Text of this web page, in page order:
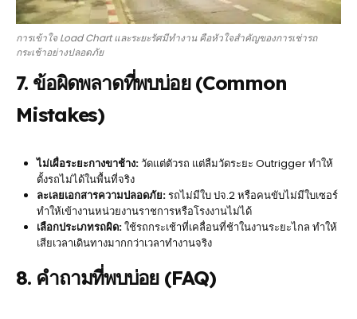
การเข้าใจ Load Chart และระยะรัศมีทำงาน คือหัวใจสำคัญของการเช่ารถ
กระเช้าอย่างปลอดภัย
7. ข้อผิดพลาดที่พบบ่อย (Common
Mistakes)
ไม่เผื่อระยะกางขาช้าง:วัดแต่ตัวรถ แต่ลืมวัดระยะ Outrigger ทำให้
ตั้งรถไม่ได้ในพื้นที่จริง
ละเลยเอกสารความปลอดภัย:รถไม่มีใบ ปจ.2 หรือคนขับไม่มีใบเซอร์
ทำให้เข้างานหน่วยงานราชการหรือโรงงานไม่ได้
เลือกประเภทรถผิด:ใช้รถกระเช้าที่เคลื่อนที่ช้าในงานระยะไกล ทำให้
เสียเวลาเดินทางมากกว่าเวลาทำงานจริง
8. คำถามที่พบบ่อย (FAQ)